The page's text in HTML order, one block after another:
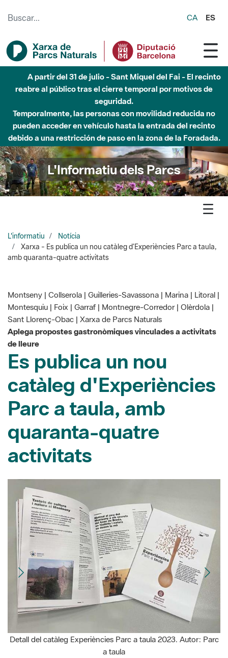
CA ES
Hasta diciembre de 2026 - Parque Fluvial Besós -
Afectaciones en el cauce del Parque Fluvial del Besòs debido
a obras de construcción de una pasarela sobre el río
L'Informatiu dels Parcs
L'informatiu
Notícia
Xarxa - Es publica un nou catàleg d’Experiències Parc a taula,
Montseny | Collserola | Guilleries-Savassona | Marina | Litoral |
Aplega propostes gastronòmiques vinculades a activitats
de lleure
Es publica un nou
catàleg d'Experiències
Parc a taula, amb
quaranta-quatre
activitats
Detall del catàleg Experiències Parc a taula 2023. Autor: Parc
12/07/2023
Parc a taula presenta una renovada edició de les